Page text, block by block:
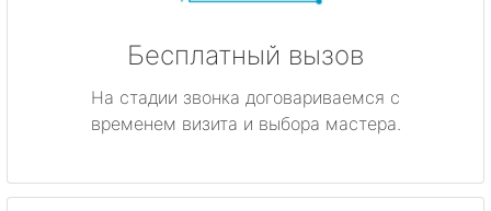
Бесплатный вызов
На стадии звонка договариваемся с
временем визита и выбора мастера.